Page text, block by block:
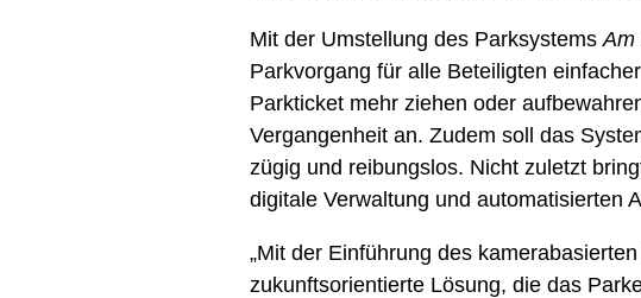
Mit der Umstellung des Parksystems Am
Parkvorgang für alle Beteiligten
Parkticket mehr ziehen oder
Vergangenheit an. Zudem soll das
zügig und reibungslos. Nicht zuletzt
digitale Verwaltung und automatisierten
„Mit der Einführung des
zukunftsorientierte Lösung, die das